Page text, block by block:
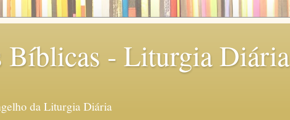
Bíblicas - Liturgia Diária
da Liturgia Diária